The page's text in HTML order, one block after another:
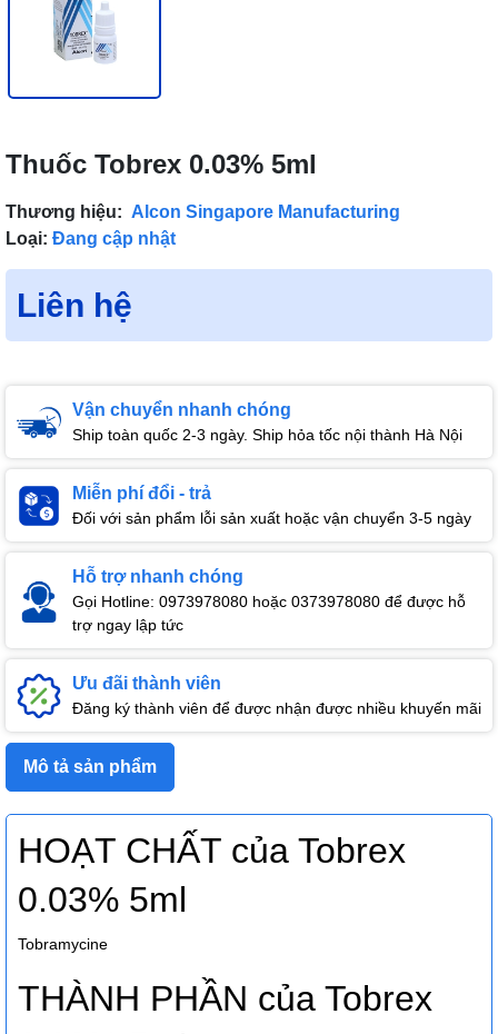
Thuốc Tobrex 0.03% 5ml
Thương hiệu: Alcon Singapore Manufacturing
Loại: Đang cập nhật
Liên hệ
Vận chuyển nhanh chóng
Ship toàn quốc 2-3 ngày. Ship hỏa tốc nội thành Hà Nội
Miễn phí đổi - trả
Đối với sản phẩm lỗi sản xuất hoặc vận chuyển 3-5 ngày
Hỗ trợ nhanh chóng
Gọi Hotline: 0973978080 hoặc 0373978080 để được hỗ
trợ ngay lập tức
Ưu đãi thành viên
Đăng ký thành viên để được nhận được nhiều khuyến mãi
Mô tả sản phẩm
HOẠT CHẤT của Tobrex
0.03% 5ml
Tobramycine
THÀNH PHẦN của Tobrex